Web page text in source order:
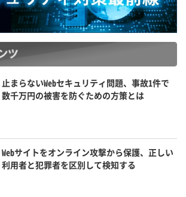
止まらないWebセキュリティ問題、事故1件で
数千万円の被害を防ぐための方策とは
Webサイトをオンライン攻撃から保護、正しい
利用者と犯罪者を区別して検知する